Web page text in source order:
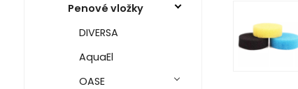
Penové vložky
DIVERSA
AquaEl
OASE